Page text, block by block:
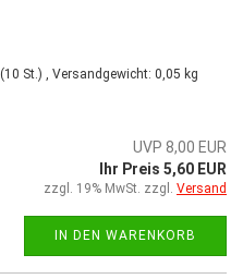
(10 St.) , Versandgewicht: 0,05 kg
UVP 8,00 EUR
Ihr Preis 5,60 EUR
zzgl. 19% MwSt. zzgl. Versand
IN DEN WARENKORB